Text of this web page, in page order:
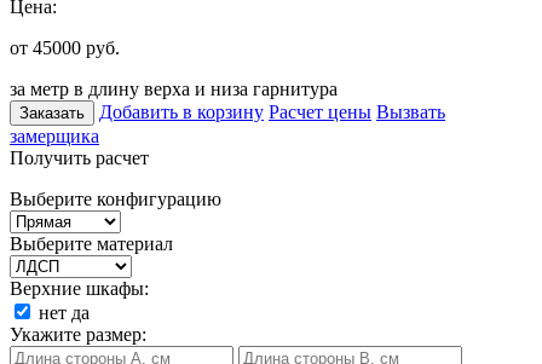
Цена:
от 45000 руб.
за метр в длину верха и низа гарнитура
Заказать Добавить в корзину Расчет цены Вызвать
замерщика
Получить расчет
Выберите конфигурацию
Выберите материал
Верхние шкафы:
нет да
Укажите размер: